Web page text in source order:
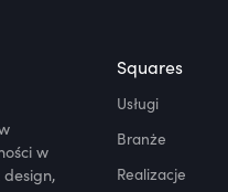
w
Squares
Usługi
Branże
Realizacje